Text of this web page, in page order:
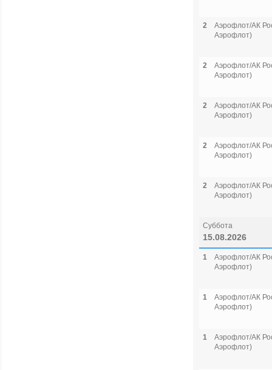
2
Аэрофлот/АК
Аэрофлот)
2
Аэрофлот/АК
Аэрофлот)
2
Аэрофлот/АК
Аэрофлот)
2
Аэрофлот/АК
Аэрофлот)
2
Аэрофлот/АК
Аэрофлот)
Суббота
15.08.2026
1
Аэрофлот/АК
Аэрофлот)
1
Аэрофлот/АК
Аэрофлот)
1
Аэрофлот/АК
Аэрофлот)